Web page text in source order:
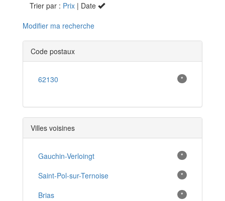
Trier par : Prix | Date
Modifier ma recherche
Code postaux
62130 *
Villes voisines
Gauchin-Verloingt *
Saint-Pol-sur-Ternoise *
Brias *